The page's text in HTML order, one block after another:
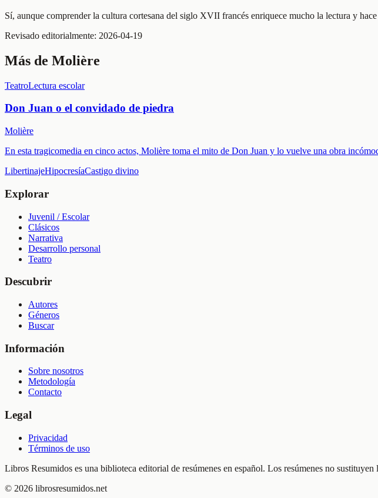
Sí, aunque comprender la cultura cortesana del siglo XVII francés enriquece mucho la lectura y
Revisado editorialmente: 2026-04-19
Más de Molière
TeatroLectura escolar
Don Juan o el convidado de piedra
Molière
En esta tragicomedia en cinco actos, Molière toma el mito de Don Juan y lo vuelve una obra
LibertinajeHipocresíaCastigo divino
Explorar
Juvenil / Escolar
Clásicos
Narrativa
Desarrollo personal
Teatro
Descubrir
Autores
Géneros
Buscar
Información
Sobre nosotros
Metodología
Contacto
Legal
Privacidad
Términos de uso
Libros Resumidos es una biblioteca editorial de resúmenes en español. Los resúmenes no sustituyen
© 2026 librosresumidos.net